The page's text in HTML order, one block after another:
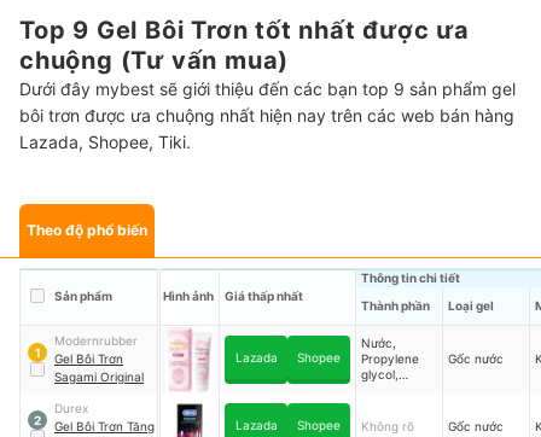
Top 9 Gel Bôi Trơn tốt nhất được ưa
chuộng (Tư vấn mua)
Dưới đây mybest sẽ giới thiệu đến các bạn top 9 sản phẩm gel
bôi trơn được ưa chuộng nhất hiện nay trên các web bán hàng
Lazada, Shopee, Tiki.
Theo độ phổ biến
Sản phẩm Hình ảnh Giá thấp nhất
Thông tin chi tiết
Thành phần
Loại gel
1
Modernrubber
Gel Bôi Trơn
Sagami Original
Lazada Shopee
Nước,
Propylene
glycol,
polyacrylate,
Gốc nước
2
Durex
Gel Bôi Trơn Tăng
Lazada Shopee Không rõ Gốc nước